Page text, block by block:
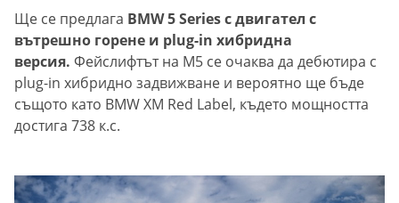
Ще се предлага BMW 5 Series с двигател с
вътрешно горене и plug-in хибридна
версия. Фейслифтът на M5 се очаква да дебютира с
plug-in хибридно задвижване и вероятно ще бъде
същото като BMW XM Red Label, където мощността
достига 738 к.с.